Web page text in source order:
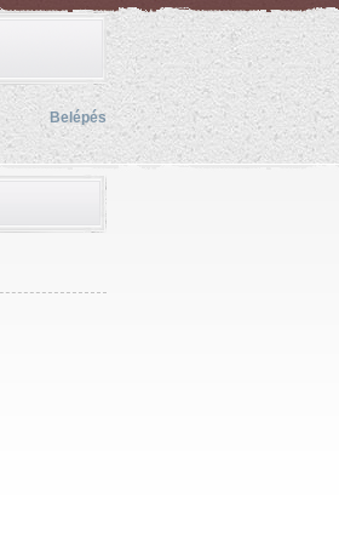
Belépés